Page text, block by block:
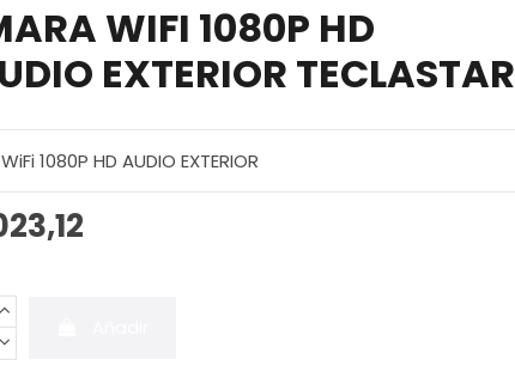
WIFI 1080P HD
EXTERIOR TECLASTAR
1080P HD AUDIO EXTERIOR